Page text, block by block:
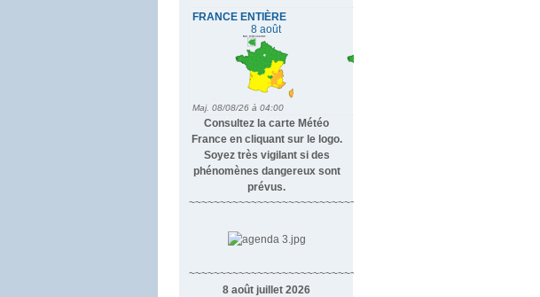
Consultez la carte Météo
France en cliquant sur le logo.
Soyez très vigilant si des
phénomènes dangereux sont
prévus.
~~~~~~~~~~~~~~~~~~~~~~~~~~~~
~~~~~~~~~~~~~~~~~~~~~~~~~~~~~~
8 août juillet 2026